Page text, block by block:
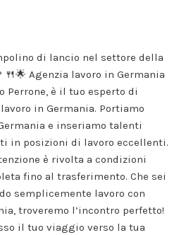
di lancio nel settore della
Agenzia lavoro in Germania
Perrone, è il tuo esperto di
in Germania. Portiamo
e inseriamo talenti
in posizioni di lavoro eccellenti.
è rivolta a condizioni
fino al trasferimento. Che sei
semplicemente lavoro con
troveremo l’incontro perfetto!
il tuo viaggio verso la tua